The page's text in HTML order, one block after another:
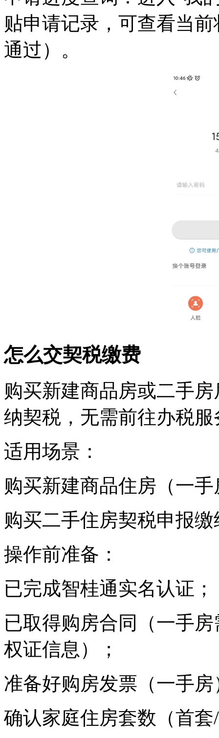
贴申请记录，可查看当
通过）。
怎么交契税缴费
购买新建商品房或二手
纳契税，无需前往办税
适用场景：
购买新建商品住房（一
购买二手住房契税申报缴
操作前准备：
已完成智桂通实名认证；
已取得购房合同（一手
权证信息）；
准备好购房发票（一手
确认家庭住房套数（首